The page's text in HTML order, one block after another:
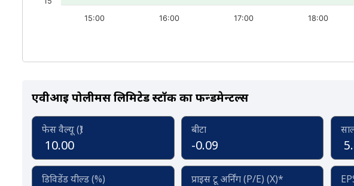
15:00 16:00 17:00 18:00
एवीआइ पोलीमर्स लिमिटेड स्टॉक का फन्डमेन्टल्स
फेस वैल्यू (₹)
10.00
बीटा
-0.09
डिविडेंड यील्ड (%) प्राइस टू अर्निंग (P/E) (X)*